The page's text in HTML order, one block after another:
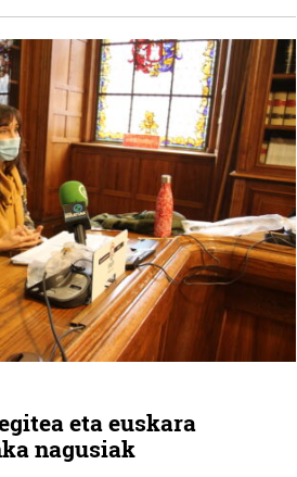
eta euskara
nagusiak